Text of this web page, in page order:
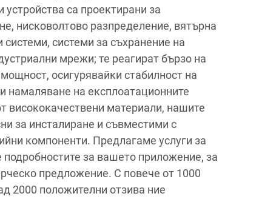
устройства са проектирани за
нисковолтово разпределение, вятърна
системи за съхранение на
мрежи; те реагират бързо на
осигурявайки стабилност на
намаляване на експлоатационните
висококачествени материали, нашите
за инсталиране и съвместими с
компоненти. Предлагаме услуги за
подробностите за вашето приложение, за
предложение. С повече от 1000
2000 положителни отзива ние